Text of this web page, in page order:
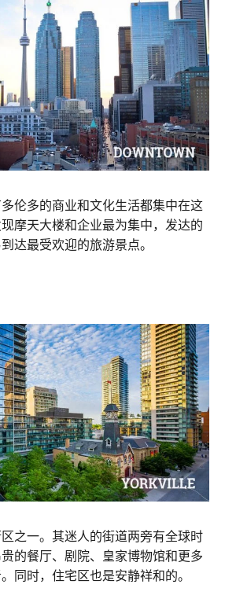
伦多的商业和文化生活都集中在这
摩天大楼和企业最为集中，发达的
达最受欢迎的旅游景点。
之一。其迷人的街道两旁有全球时
的餐厅、剧院、皇家博物馆和更多
同时，住宅区也是安静祥和的。